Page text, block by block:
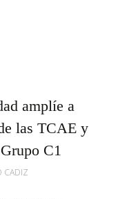
amplíe a
las TCAE y
C1
CADIZ